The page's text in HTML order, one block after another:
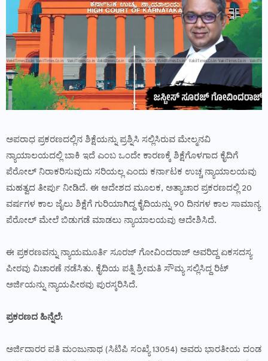
ಅಪರಾಧ ಪ್ರಕರಣದಲ್ಲಿನ ಶಿಕ್ಷೆಯನ್ನು ಪ್ರಶ್ನಿಸಿ ಸಲ್ಲಿಸಿರುವ ಮೇಲ್ಮನವಿ
ನ್ಯಾಯಾಲಯದಲ್ಲಿ ಬಾಕಿ ಇದೆ ಎಂಬ ಒಂದೇ ಕಾರಣಕ್ಕೆ ಶಿಕ್ಷೆಗೊಳಗಾದ ಕೈದಿಗೆ
ಪೆರೋಲ್ ನಿರಾಕರಿಸುವುದು ಸರಿಯಲ್ಲ ಎಂದು ಕರ್ನಾಟಕ ಉಚ್ಚ ನ್ಯಾಯಾಲಯವು
ಮಹತ್ವದ ತೀರ್ಪು ನೀಡಿದೆ. ಈ ಆದೇಶದ ಮೂಲಕ, ಅತ್ಯಾಚಾರ ಪ್ರಕರಣದಲ್ಲಿ 20
ವರ್ಷಗಳ ಕಾಲ ಜೈಲು ಶಿಕ್ಷೆಗೆ ಗುರಿಯಾಗಿದ್ದ ಕೈದಿಯನ್ನು 90 ದಿನಗಳ ಕಾಲ ಸಾಮಾನ್ಯ
ಪೆರೋಲ್ ಮೇಲೆ ಬಿಡುಗಡೆ ಮಾಡಲು ನ್ಯಾಯಾಲಯವು ಆದೇಶಿಸಿದೆ.
ಈ ಪ್ರಕರಣವನ್ನು ನ್ಯಾಯಮೂರ್ತಿ ಸೂರಜ್ ಗೋವಿಂದರಾಜ್ ಅವರಿದ್ದ ಏಕಸದಸ್ಯ
ಪೀಠವು ವಿಚಾರಣೆ ನಡೆಸಿತು. ಕೈದಿಯ ಪತ್ನಿ ಶ್ರೀಮತಿ ಸೌಮ್ಯ ಸಲ್ಲಿಸಿದ್ದ ರಿಟ್
ಅರ್ಜಿಯನ್ನು ನ್ಯಾಯಪೀಠವು ಪುರಸ್ಕರಿಸಿದೆ.
ಪ್ರಕರಣದ ಹಿನ್ನೆಲೆ:
ಅರ್ಜಿದಾರರ ಪತಿ ಮಂಜುನಾಥ (ಸಿಟಿಪಿ ಸಂಖ್ಯೆ 13054) ಅವರು ಭಾರತೀಯ ದಂಡ